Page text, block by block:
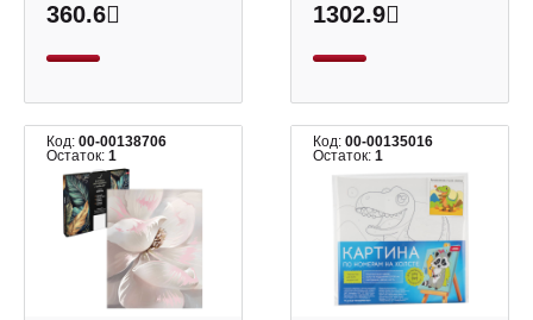
360.6 1302.9
Код: 00-00138706
Остаток: 1
Код:00-00135016
Остаток:1